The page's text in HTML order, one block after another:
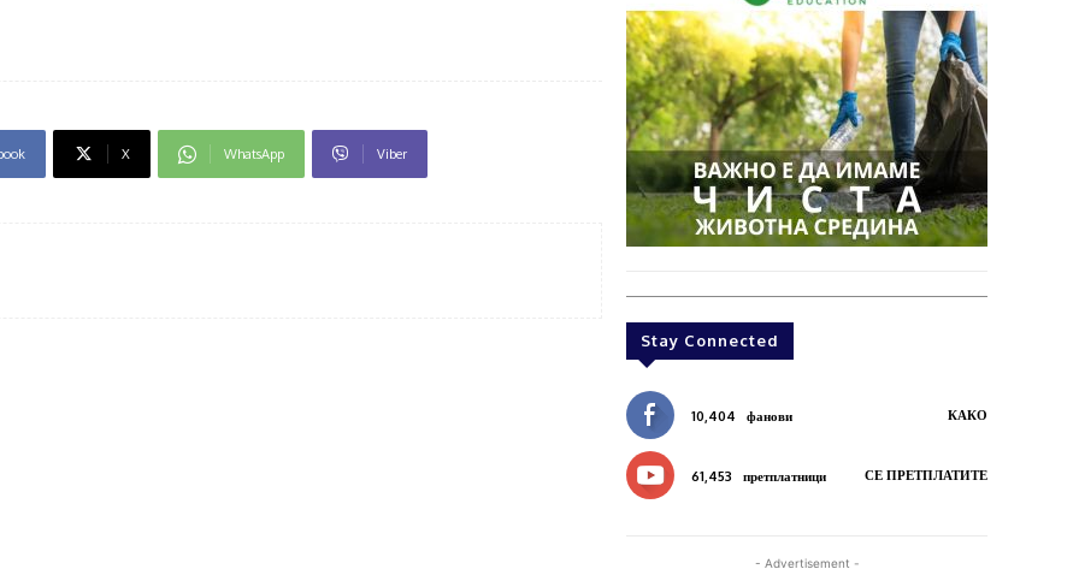
X WhatsApp Viber
Stay Connected
10,404 фанови КАКО
61,453 претплатници СЕ ПРЕТПЛАТИТЕ
- Advertisement -